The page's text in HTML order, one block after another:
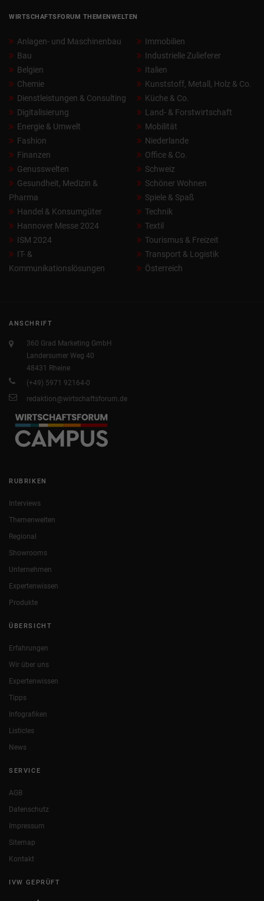
WIRTSCHAFTSFORUM THEMENWELTEN
Anlagen- und Maschinenbau
Bau
Belgien
Chemie
Dienstleistungen & Consulting
Digitalisierung
Energie & Umwelt
Fashion
Finanzen
Genusswelten
Gesundheit, Medizin &
Pharma
Handel & Konsumgüter
Hannover Messe 2024
ISM 2024
IT- &
Kommunikationslösungen
Immobilien
Industrielle Zulieferer
Italien
Kunststoff, Metall, Holz & Co.
Küche & Co.
Land- & Forstwirtschaft
Mobilität
Niederlande
Office & Co.
Schweiz
Schöner Wohnen
Spiele & Spaß
Technik
Textil
Tourismus & Freizeit
Transport & Logistik
Österreich
ANSCHRIFT
360 Grad Marketing GmbH
Landersumer Weg 40
48431 Rheine
(+49) 5971 92164-0
redaktion@wirtschaftsforum.de
RUBRIKEN
Interviews
Themenwelten
Regional
Showrooms
Unternehmen
Expertenwissen
Produkte
ÜBERSICHT
Erfahrungen
Wir über uns
Expertenwissen
Tipps
Infografiken
Listicles
News
SERVICE
AGB
Datenschutz
Impressum
Sitemap
Kontakt
IVW GEPRÜFT